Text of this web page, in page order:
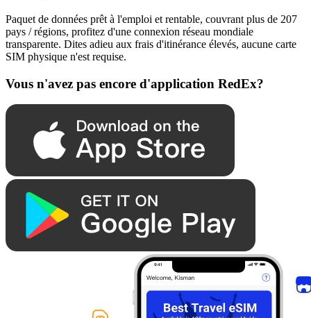
Paquet de données prêt à l'emploi et rentable, couvrant plus de 207
pays / régions, profitez d'une connexion réseau mondiale
transparente. Dites adieu aux frais d'itinérance élevés, aucune carte
SIM physique n'est requise.
Vous n'avez pas encore d'application RedEx?